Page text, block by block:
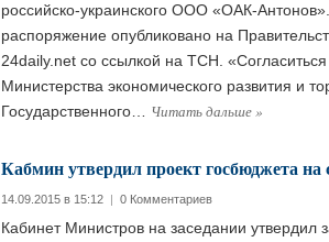
российско-украинского ООО «ОАК-
распоряжение опубликовано на
24daily.net со ссылкой на ТСН.
Министерства экономического развития и
Государственного… Читать дальше»
Кабмин утвердил проект госбюджета
14.09.2015 в 15:12 | 0 Комментариев
Кабинет Министров на заседании утвердил